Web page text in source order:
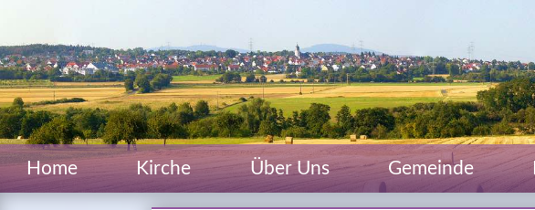
Home Kirche Über Uns Gemeinde